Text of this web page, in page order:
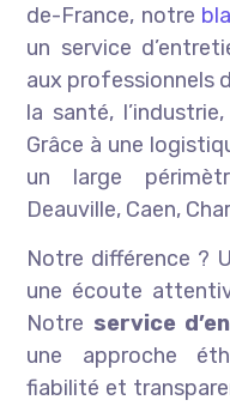
de-France, notre
un service
aux professionnels
la santé,
Grâce à une
un large
Deauville, Caen,
Notre différence ?
une écoute
Notre service
une approche
fiabilité et